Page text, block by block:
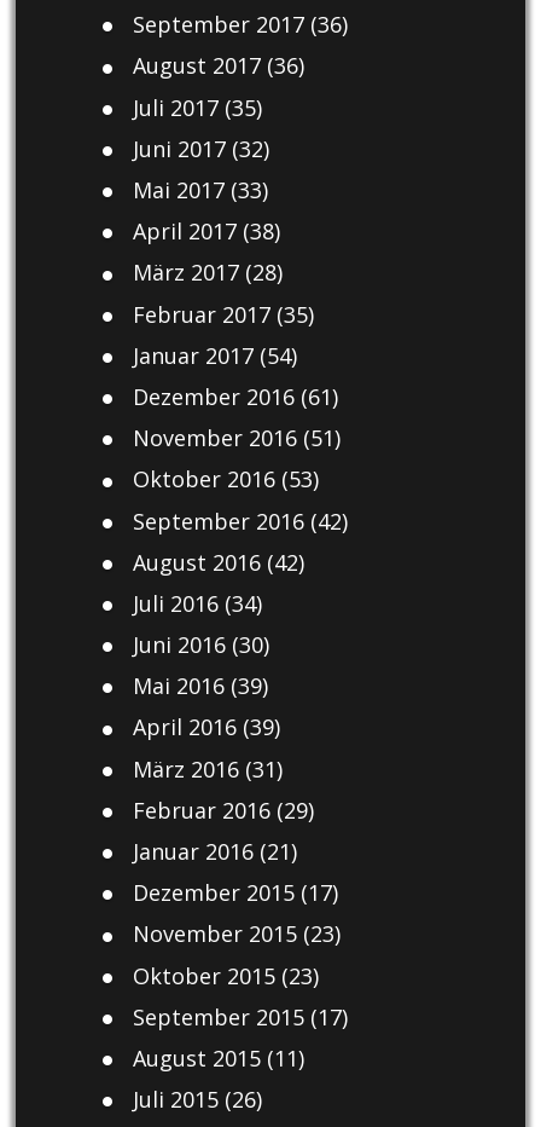
September 2017(36)
August 2017(36)
Juli 2017(35)
Juni 2017(32)
Mai 2017(33)
April 2017(38)
März 2017(28)
Februar 2017(35)
Januar 2017(54)
Dezember 2016(61)
November 2016(51)
Oktober 2016(53)
September 2016(42)
August 2016(42)
Juli 2016(34)
Juni 2016(30)
Mai 2016(39)
April 2016(39)
März 2016(31)
Februar 2016(29)
Januar 2016(21)
Dezember 2015(17)
November 2015(23)
Oktober 2015(23)
September 2015(17)
August 2015(11)
Juli 2015(26)